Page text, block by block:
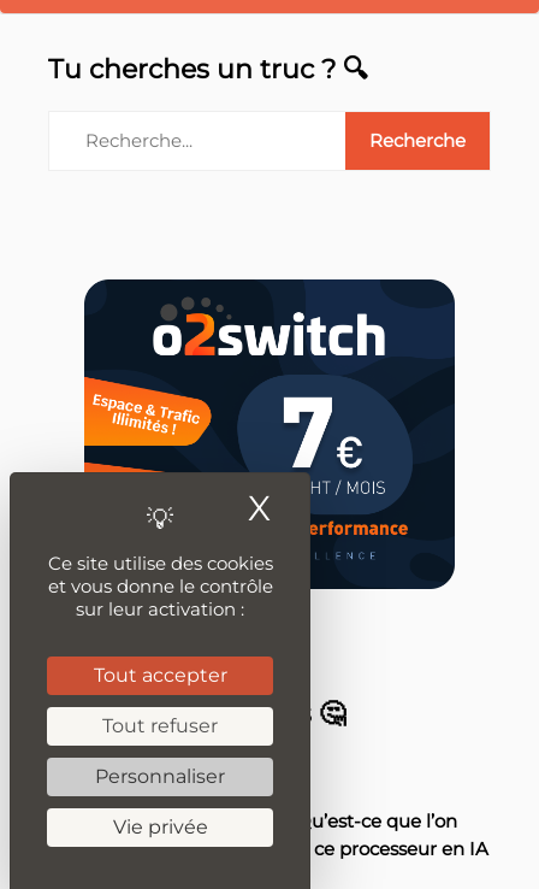
Tu cherches un truc ? 🔍
Les derniers articles 🤔
4 JUIN 2025
Max+ 395 LLM : Qu’est-ce que l’on
peut attendre de ce processeur en IA
Ce site utilise des cookies
et vous donne le contrôle
sur leur activation :
Tout accepter
Tout refuser
Personnaliser
Vie privée
X Masquer le